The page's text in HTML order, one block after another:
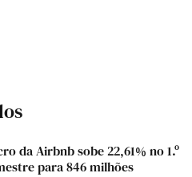
da Airbnb sobe 22,61% no 1.º
para 846 milhões